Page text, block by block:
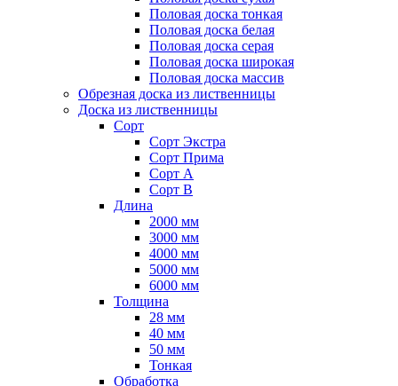
Половая доска тонкая
Половая доска белая
Половая доска серая
Половая доска широкая
Половая доска массив
Обрезная доска из лиственницы
Доска из лиственницы
Сорт
Сорт Экстра
Сорт Прима
Сорт А
Сорт B
Длина
2000 мм
3000 мм
4000 мм
5000 мм
6000 мм
Толщина
28 мм
40 мм
50 мм
Тонкая
Обработка